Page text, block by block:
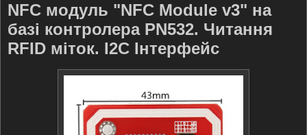
NFC модуль "NFC Module v3" на
базі контролера PN532. Читання
RFID міток. I2C Інтерфейс